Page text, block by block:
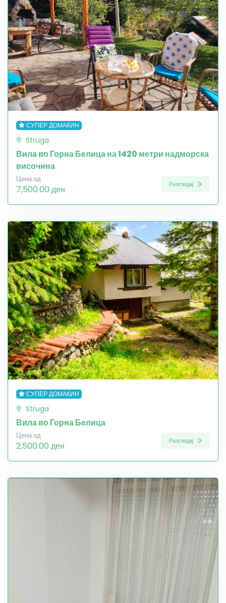
СУПЕР ДОМАЌИН
Struga
Вила во Горна Белица на 1420 метри надморска
височина
Цена од
7,500.00 ден Разгледај
СУПЕР ДОМАЌИН
Struga
Вила во Горна Белица
Цена од
2,500.00 ден Разгледај